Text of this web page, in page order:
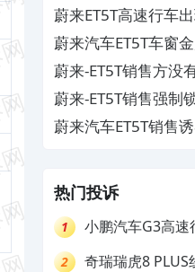
拒不给解决方案
蔚来ET5T高速行车
厂家给予合理解决
蔚来汽车ET5T车窗
漏水，经销商不给
蔚来-ET5T销售方没
出清晰透明准确告知
蔚来-ET5T销售强制
蔚来汽车ET5T销售
热门投诉
1
小鹏汽车G3高速
2
奇瑞瑞虎8 PLUS